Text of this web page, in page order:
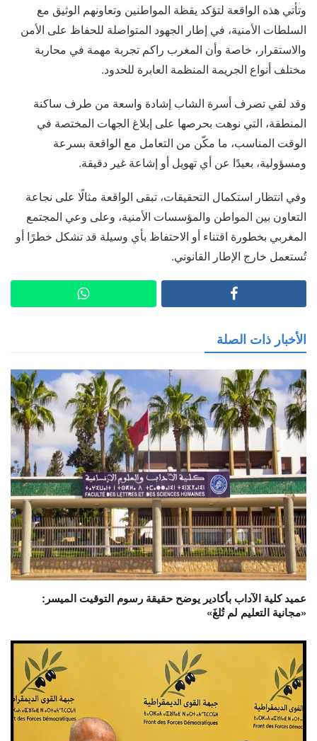
وتأتي هذه الواقعة لتؤكد يقظة المواطنين وتعاونهم الوثيق مع
السلطات الأمنية، في إطار الجهود المتواصلة للحفاظ على الأمن
والاستقرار، خاصة وأن المغرب راكم تجربة مهمة في محاربة
مختلف أنواع الجريمة المنظمة العابرة للحدود.
وقد لقي تصرف أسرة الشاب إشادة واسعة من طرف ساكنة
المنطقة، التي نوهت بحرصها على إبلاغ الجهات المختصة في
الوقت المناسب، ما مكّن من التعامل مع الواقعة بسرعة
ومسؤولية، بعيدًا عن أي تهويل أو إشاعة غير دقيقة.
وفي انتظار استكمال التحقيقات، تبقى الواقعة مثالًا على نجاعة
التعاون بين المواطن والمؤسسات الأمنية، وعلى وعي المجتمع
المغربي بخطورة اقتناء أو الاحتفاظ بأي وسيلة قد تشكل خطرًا أو
تُستعمل خارج الإطار القانوني.
الأخبار ذات الصلة
عميد كلية الآداب بأكادير يوضح حقيقة رسوم التوقيت الميسر:
«مجانية التعليم لم تُلغَ»